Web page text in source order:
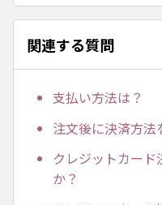
関連する質問
支払い方法は？
注文後に決済方法
クレジットカー
か？